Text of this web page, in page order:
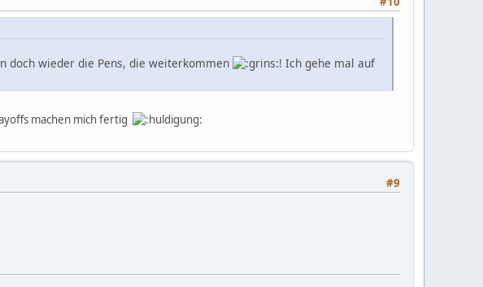
doch wieder die Pens, die weiterkommen
! Ich gehe mal auf
machen mich fertig
#9